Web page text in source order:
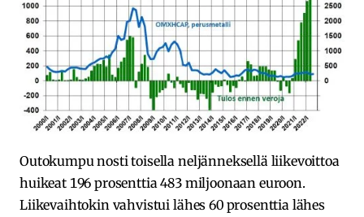
Outokumpu nosti toisella neljänneksellä liikevoittoa
huikeat 196 prosenttia 483 miljoonaan euroon.
Liikevaihtokin vahvistui lähes 60 prosenttia lähes